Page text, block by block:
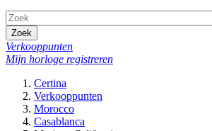
Zoek
Verkooppunten
Mijn horloge registreren
Certina
Verkooppunten
Morocco
Casablanca